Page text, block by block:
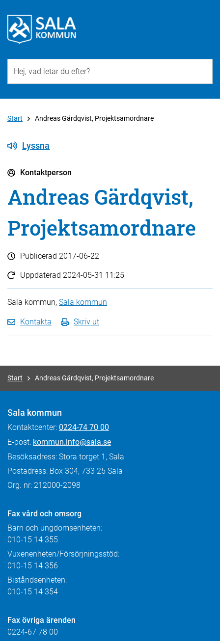
Start Andreas Gärdqvist, Projektsamordnare
Lyssna
Kontaktperson
Andreas Gärdqvist,
Projektsamordnare
Publicerad 2017-06-22
Uppdaterad 2024-05-31 11:25
Sala kommun, Sala kommun
Kontakta Skriv ut
Start Andreas Gärdqvist, Projektsamordnare
Sala kommun
Kontaktcenter: 0224-74 70 00
E-post: kommun.info@sala.se
Besöksadress: Stora torget 1, Sala
Postadress: Box 304, 733 25 Sala
Org. nr: 212000-2098
Fax vård och omsorg
Barn och ungdomsenheten:
010-15 14 355
Vuxenenheten/Försörjningsstöd:
010-15 14 356
Biståndsenheten:
010-15 14 354
Fax övriga ärenden
0224-67 78 00